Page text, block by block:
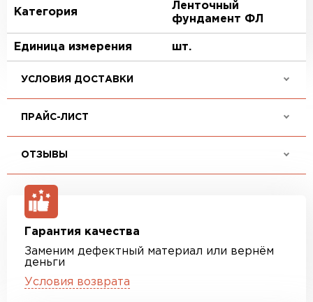
Категория
Ленточный
фундамент ФЛ
Единица измерения шт.
УСЛОВИЯ ДОСТАВКИ
ПРАЙС-ЛИСТ
ОТЗЫВЫ
Гарантия качества
Заменим дефектный материал или вернём
деньги
Условия возврата